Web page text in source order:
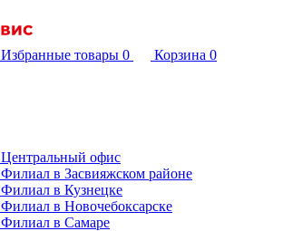
Избранные товары 0 Корзина 0
Центральный офис
Филиал в Засвияжском районе
Филиал в Кузнецке
Филиал в Новочебоксарске
Филиал в Самаре